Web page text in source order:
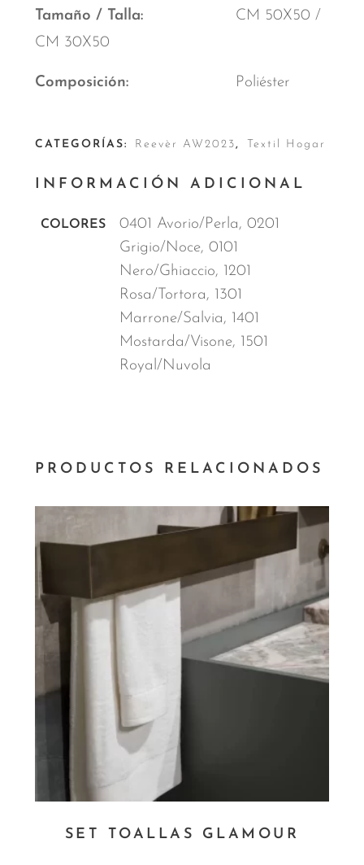
Tamaño / Talla
CM 50X50 /
CM 30X50
Composición Poliéster
CATEGORÍAS: Reevèr AW2023, Textil Hogar
INFORMACIÓN ADICIONAL
COLORES
0401 Avorio/Perla, 0201
Grigio/Noce, 0101
Nero/Ghiaccio, 1201
Rosa/Tortora, 1301
Marrone/Salvia, 1401
Mostarda/Visone, 1501
Royal/Nuvola
PRODUCTOS RELACIONADOS
SET TOALLAS GLAMOUR